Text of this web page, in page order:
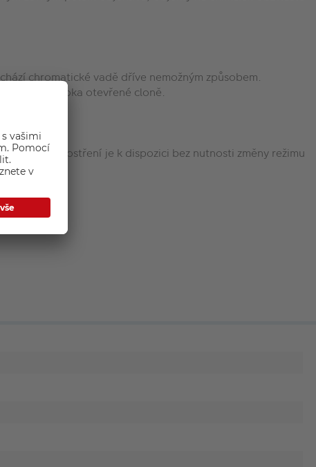
chromatické vadě dříve nemožným způsobem.
i při doširoka otevřené cloně.
doostření je k dispozici bez nutnosti změny režimu